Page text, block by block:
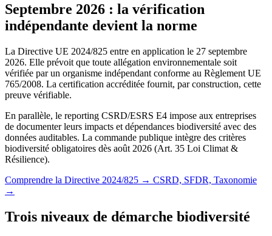
Septembre 2026 : la vérification
indépendante devient la norme
La Directive UE 2024/825 entre en application le 27 septembre
2026. Elle prévoit que toute allégation environnementale soit
vérifiée par un organisme indépendant conforme au Règlement UE
765/2008. La certification accréditée fournit, par construction, cette
preuve vérifiable.
En parallèle, le reporting CSRD/ESRS E4 impose aux entreprises
de documenter leurs impacts et dépendances biodiversité avec des
données auditables. La commande publique intègre des critères
biodiversité obligatoires dès août 2026 (Art. 35 Loi Climat &
Résilience).
Comprendre la Directive 2024/825 → CSRD, SFDR, Taxonomie
→
Trois niveaux de démarche biodiversité